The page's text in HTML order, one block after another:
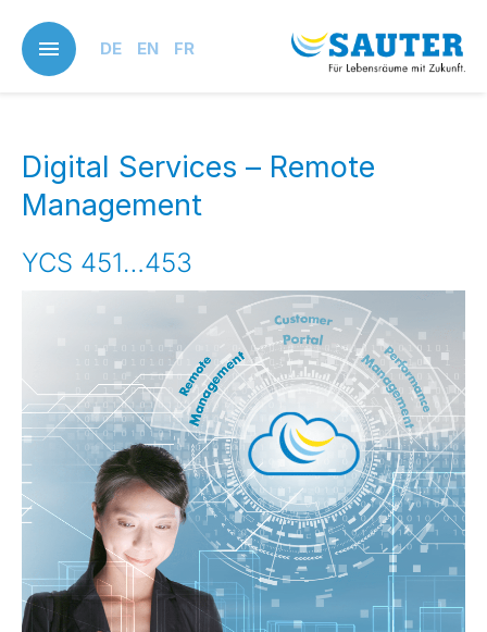
main
content
DE EN FR
Digital Services – Remote
Management
YCS 451…453